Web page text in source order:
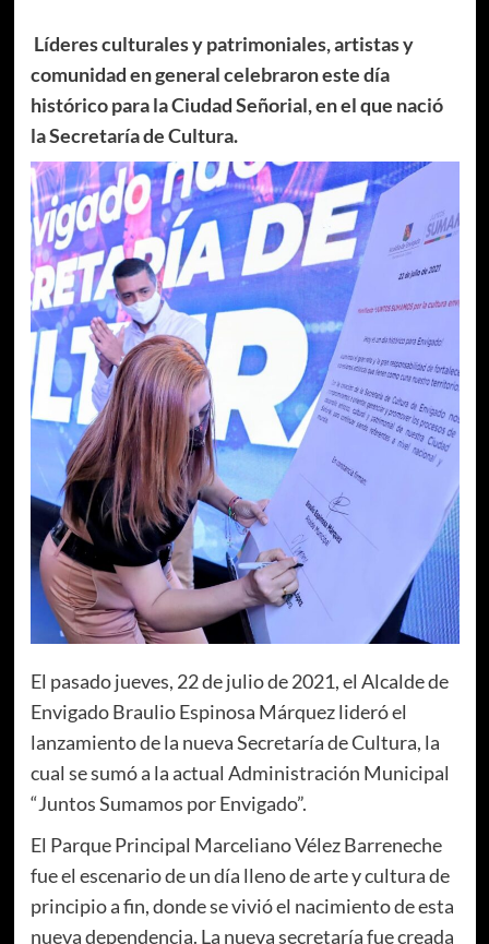
Líderes culturales y patrimoniales, artistas y
comunidad en general celebraron este día
histórico para la Ciudad Señorial, en el que nació
la Secretaría de Cultura.
El pasado jueves, 22 de julio de 2021, el Alcalde de
Envigado Braulio Espinosa Márquez lideró el
lanzamiento de la nueva Secretaría de Cultura, la
cual se sumó a la actual Administración Municipal
“Juntos Sumamos por Envigado”.
El Parque Principal Marceliano Vélez Barreneche
fue el escenario de un día lleno de arte y cultura de
principio a fin, donde se vivió el nacimiento de esta
nueva dependencia. La nueva secretaría fue creada